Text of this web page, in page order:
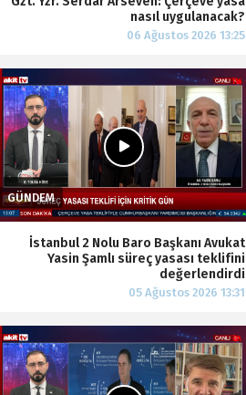
nasıl uygulanacak?
İstanbul 2 Nolu Baro Başkanı Avukat
Yasin Şamlı süreç yasası teklifini
değerlendirdi